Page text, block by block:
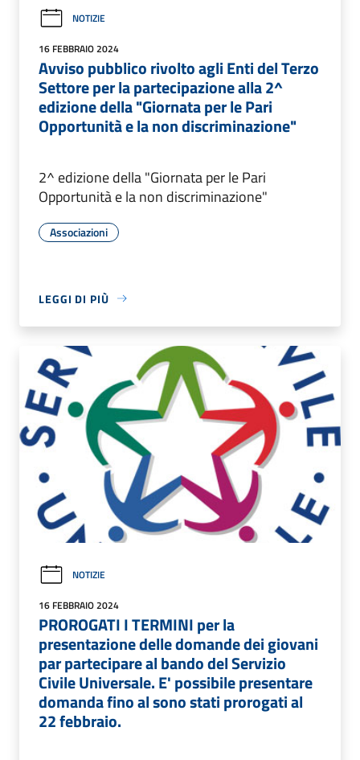
NOTIZIE
16 FEBBRAIO 2024
Avviso pubblico rivolto agli Enti del Terzo
Settore per la partecipazione alla 2^
edizione della "Giornata per le Pari
Opportunità e la non discriminazione"
2^ edizione della "Giornata per le Pari
Opportunità e la non discriminazione"
Associazioni
LEGGI DI PIÙ
NOTIZIE
16 FEBBRAIO 2024
PROROGATI I TERMINI per la
presentazione delle domande dei giovani
par partecipare al bando del Servizio
Civile Universale. E' possibile presentare
domanda fino al sono stati prorogati al
22 febbraio.